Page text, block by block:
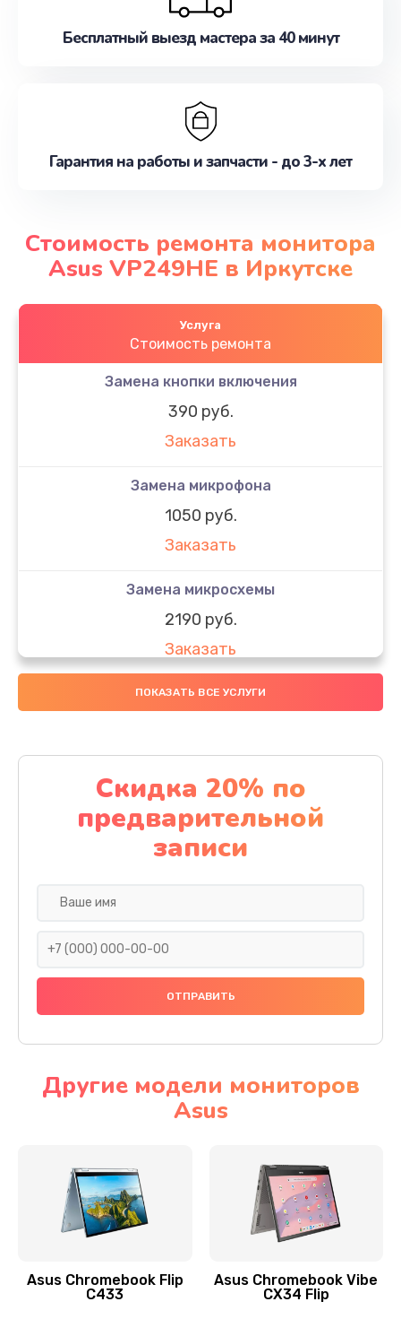
Бесплатный выезд мастера за 40 минут
Гарантия на работы и запчасти - до 3-х лет
Стоимость ремонта монитора
Asus VP249HE в Иркутске
Услуга
Стоимость ремонта
Замена кнопки включения
390 руб.
Заказать
Замена микрофона
1050 руб.
Заказать
Замена микросхемы
2190 руб.
Заказать
Замена передней камеры
Заказать
Замена полифонического динамика
390 руб.
Заказать
Сбор/Разбор
Чистка динамика и микрофонов (с разбором)
Замена кнопки Home (домой)
Заказать
ПОКАЗАТЬ ВСЕ УСЛУГИ
Скидка 20% по
предварительной
записи
Другие модели мониторов
Asus
Asus Chromebook Flip
C433
Asus Chromebook Vibe
CX34 Flip